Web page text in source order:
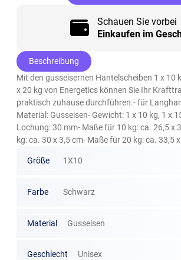
Schauen Sie vorbei
Einkaufen im
Beschreibung
Mit den gusseisernen Hantelscheiben 1 x 10
x 20 kg von Energetics können Sie Ihr
praktisch zuhause durchführen.- für
Material: Gusseisen- Gewicht: 1 x 10 kg, 1 x
Lochung: 30 mm- Maße für 10 kg: ca. 26,5 x
kg: ca. 30 x 3,5 cm- Maße für 20 kg: ca. 33,5
Größe 1X10
Farbe Schwarz
Material Gusseisen
Geschlecht Unisex